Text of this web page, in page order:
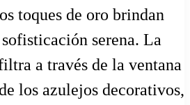
toques de oro brindan
serena. La
a través de la ventana
los azulejos decorativos,